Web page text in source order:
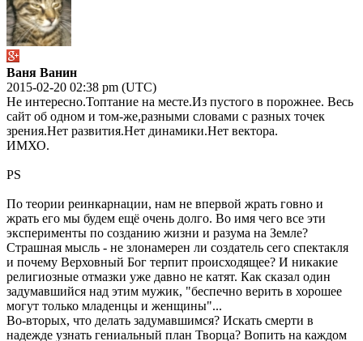
Ваня Ванин
2015-02-20 02:38 pm (UTC)
Не интересно.Топтание на месте.Из пустого в порожнее. Весь
сайт об одном и том-же,разными словами с разных точек
зрения.Нет развития.Нет динамики.Нет вектора.
ИМХО.
PS
По теории реинкарнации, нам не впервой жрать говно и
жрать его мы будем ещё очень долго. Во имя чего все эти
эксперименты по созданию жизни и разума на Земле?
Страшная мысль - не злонамерен ли создатель сего спектакля
и почему Верховный Бог терпит происходящее? И никакие
религиозные отмазки уже давно не катят. Как сказал один
задумавшийся над этим мужик, "беспечно верить в хорошее
могут только младенцы и женщины"...
Во-вторых, что делать задумавшимся? Искать смерти в
надежде узнать гениальный план Творца? Вопить на каждом